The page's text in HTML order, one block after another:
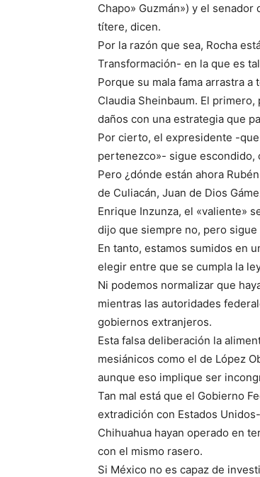
Chapo» Guzmán») y el
títere, dicen.
Por la razón que sea, Rocha
Transformación- en la que es
Porque su mala fama arrastra
Claudia Sheinbaum. El
daños con una estrategia que
Por cierto, el expresidente -
pertenezco»- sigue escondido,
Pero ¿dónde están ahora
de Culiacán, Juan de Dios
Enrique Inzunza, el «valiente»
dijo que siempre no, pero
En tanto, estamos sumidos en
elegir entre que se cumpla la
Ni podemos normalizar que
mientras las autoridades
gobiernos extranjeros.
Esta falsa deliberación la
mesiánicos como el de López
aunque eso implique ser
Tan mal está que el Gobierno
extradición con Estados
Chihuahua hayan operado en
con el mismo rasero.
Si México no es capaz de